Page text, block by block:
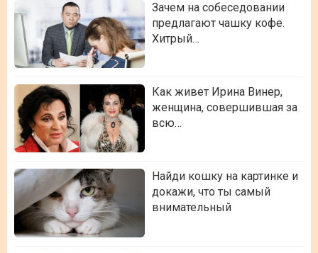
Зачем на собеседовании
предлагают чашку кофе.
Хитрый…
Как живет Ирина Винер,
женщина, совершившая за
всю…
Найди кошку на картинке и
докажи, что ты самый
внимательный